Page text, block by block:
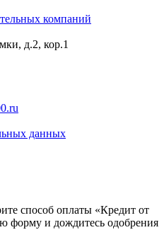
компаний
д.2, кор.1
данных
способ оплаты «Кредит от
форму и дождитесь одобрения